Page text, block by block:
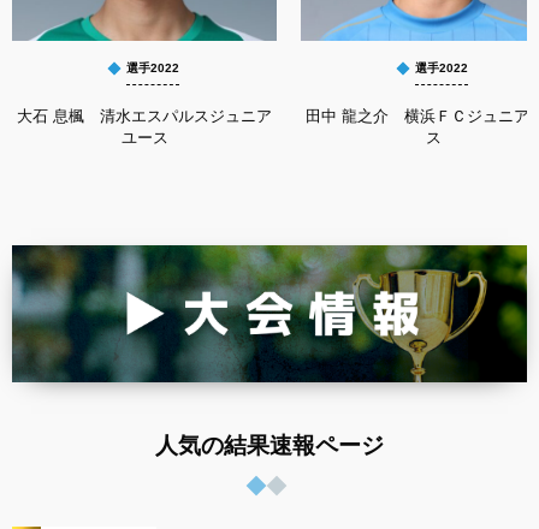
選手2022
大石 息楓 清水エスパルスジュニア
ユース
選手2022
田中 龍之介 横浜ＦＣジュニア
ス
人気の結果速報ページ